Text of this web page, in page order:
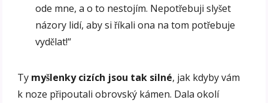
ode mne, a o to nestojím. Nepotřebuji slyšet
názory lidí, aby si říkali ona na tom potřebuje
vydělat!“
Ty myšlenky cizích jsou tak silné, jak kdyby vám
k noze připoutali obrovský kámen. Dala okolí